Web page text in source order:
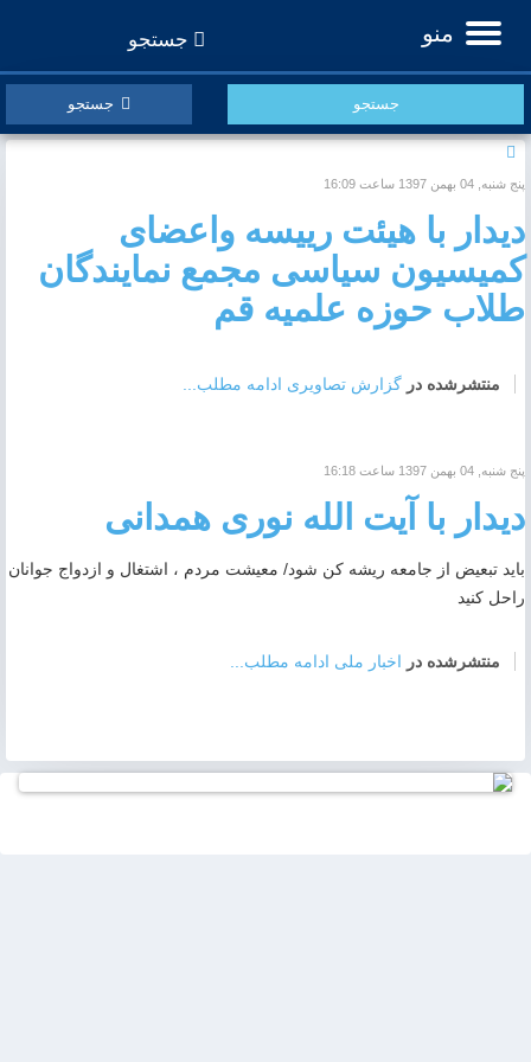
جستجو
پنج شنبه, 04 بهمن 1397 ساعت 16:09
دیدار با هیئت رییسه واعضای
کمیسیون سیاسی مجمع نمایندگان
طلاب حوزه علمیه قم
منتشرشده در گزارش تصاویری ادامه مطلب...
پنج شنبه, 04 بهمن 1397 ساعت 16:18
دیدار با آیت الله نوری همدانی
باید تبعیض از جامعه ریشه کن شود/ معیشت مردم ، اشتغال و ازدواج جوانان
راحل کنید
منتشرشده در اخبار ملی ادامه مطلب...